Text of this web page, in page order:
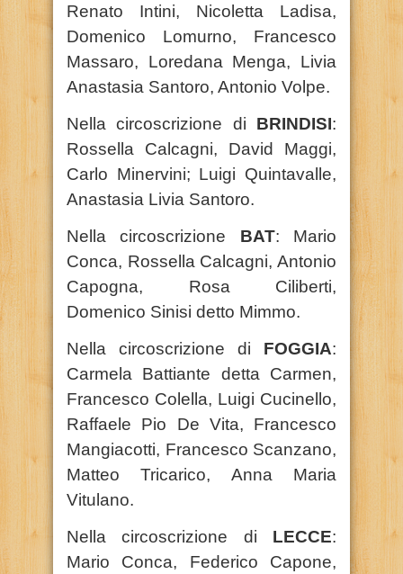
Renato Intini, Nicoletta Ladisa,
Domenico Lomurno, Francesco
Massaro, Loredana Menga, Livia
Anastasia Santoro, Antonio Volpe.
Nella circoscrizione di BRINDISI:
Rossella Calcagni, David Maggi,
Carlo Minervini; Luigi Quintavalle,
Anastasia Livia Santoro.
Nella circoscrizione BAT: Mario
Conca, Rossella Calcagni, Antonio
Capogna, Rosa Ciliberti,
Domenico Sinisi detto Mimmo.
Nella circoscrizione di FOGGIA:
Carmela Battiante detta Carmen,
Francesco Colella, Luigi Cucinello,
Raffaele Pio De Vita, Francesco
Mangiacotti, Francesco Scanzano,
Matteo Tricarico, Anna Maria
Vitulano.
Nella circoscrizione di LECCE:
Mario Conca, Federico Capone,